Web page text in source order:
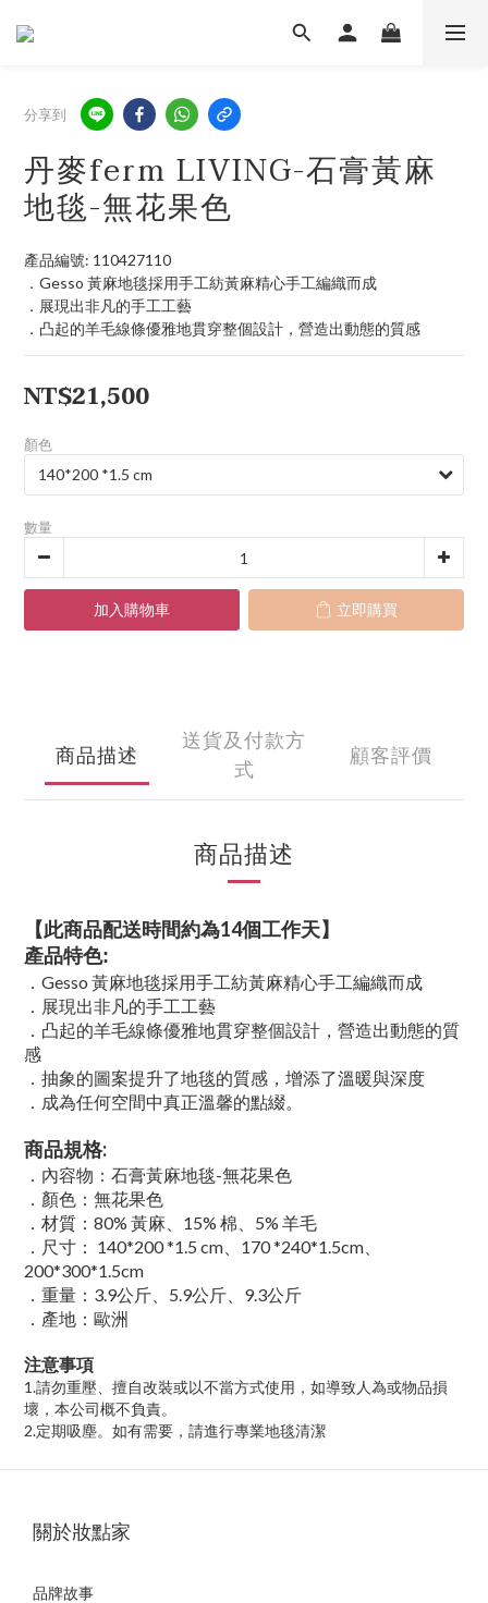
分享到
丹麥ferm LIVING-石膏黃麻
地毯-無花果色
產品編號: 110427110
．Gesso 黃麻地毯採用手工紡黃麻精心手工編織而成
．展現出非凡的手工工藝
．凸起的羊毛線條優雅地貫穿整個設計，營造出動態的質感
NT$21,500
顏色
數量
加入購物車 立即購買
商品描述
送貨及付款方
式
顧客評價
商品描述
【此商品配送時間約為14個工作天】
產品特色:
．Gesso 黃麻地毯採用手工紡黃麻精心手工編織而成
．展現出非凡的手工工藝
．凸起的羊毛線條優雅地貫穿整個設計，營造出動態的質
感
．抽象的圖案提升了地毯的質感，增添了溫暖與深度
．成為任何空間中真正溫馨的點綴。
商品規格:
．內容物：石膏黃麻地毯-無花果色
．顏色：無花果色
．材質：80% 黃麻、15% 棉、5% 羊毛
．尺寸： 140*200 *1.5 cm、170 *240*1.5cm、
200*300*1.5cm
．重量：3.9公斤、5.9公斤、9.3公斤
．產地：歐洲
注意事項
1.請勿重壓、擅自改裝或以不當方式使用，如導致人為或物品損
壞，本公司概不負責。
2.定期吸塵。如有需要，請進行專業地毯清潔
關於妝點家
品牌故事